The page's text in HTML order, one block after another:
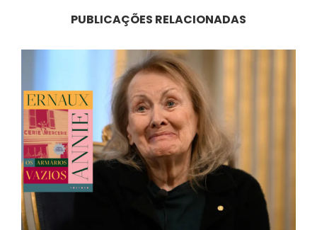
PUBLICAÇÕES RELACIONADAS